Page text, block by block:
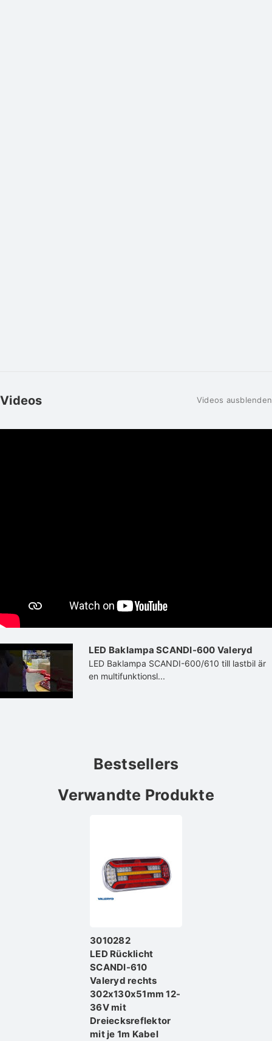
Videos Videos ausblenden
LED Baklampa SCANDI-600 Valeryd
LED Baklampa SCANDI-600/610 till lastbil är
en multifunktionsl...
Bestsellers
Verwandte Produkte
3010282
LED Rücklicht
SCANDI-610
Valeryd rechts
302x130x51mm 12-
36V mit
Dreiecksreflektor
mit je 1m Kabel